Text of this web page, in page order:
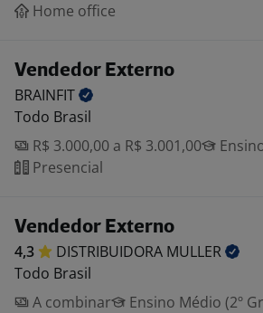
Home office
Vendedor Externo
BRAINFIT
Todo Brasil
R$ 3.000,00 a R$ 3.001,00
Presencial
Vendedor Externo
4,3 DISTRIBUIDORA MULLER
Todo Brasil
A combinar
Ensino Médio (2º